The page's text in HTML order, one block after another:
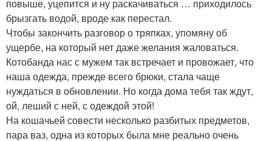
повыше, уцепится и ну раскачиваться … приходилось
брызгать водой, вроде как перестал.
Чтобы закончить разговор о тряпках, упомяну об
ущербе, на который нет даже желания жаловаться.
Котобанда нас с мужем так встречает и провожает, что
наша одежда, прежде всего брюки, стала чаще
нуждаться в обновлении. Но когда дома тебя так ждут,
ой, леший с ней, с одеждой этой!
На кошачьей совести несколько разбитых предметов,
пара ваз, одна из которых была мне реально очень